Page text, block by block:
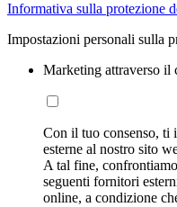
Informativa sulla protezione
Impostazioni personali sulla
Marketing attraverso il
Con il tuo consenso, ti
esterne al nostro sito
A tal fine,
seguenti fornitori
online, a condizione